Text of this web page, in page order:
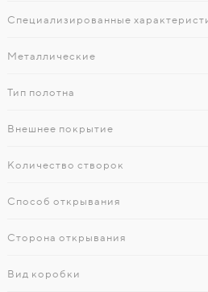
Специализированные
Металлические
Тип полотна
Внешнее покрытие
Количество створок
Способ открывания
Сторона открывания
Вид коробки